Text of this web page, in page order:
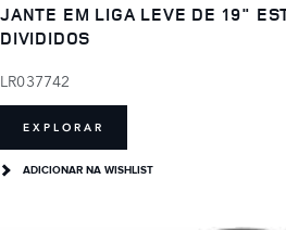
JANTE EM LIGA LEVE DE 19"
DIVIDIDOS
LR037742
EXPLORAR
ADICIONAR NA WISHLIST